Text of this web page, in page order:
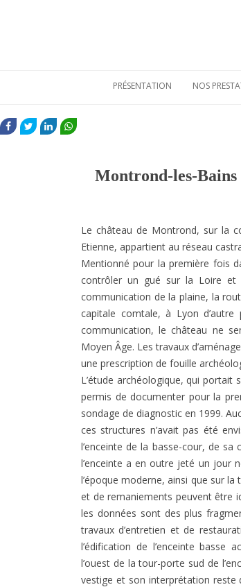
PRÉSENTATION
Bulletins de liaison
NOS
Prestations
FACEBOOK
TWITTERLINKEDIN
Montrond-les-Bains
Le château de Montrond, sur la
Etienne, appartient au réseau
Mentionné pour la première fois
contrôler un gué sur la Loire et
communication de la plaine, la
capitale comtale, à Lyon
communication, le château ne
Moyen Âge. Les travaux
une prescription de fouille
L’étude archéologique, qui portait
permis de documenter pour la
sondage de diagnostic en 1999.
ces structures n’avait pas été
l’enceinte de la basse-cour, de
l’enceinte a en outre jeté un jour
l’époque moderne, ainsi que sur
et de remaniements peuvent être
les données sont des plus
travaux d’entretien et de
l’édification de l’enceinte basse
l’ouest de la tour-porte sud de
vestige et son interprétation reste